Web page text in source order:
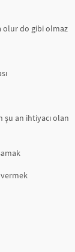
olur do gibi olmaz
şu an ihtiyacı olan